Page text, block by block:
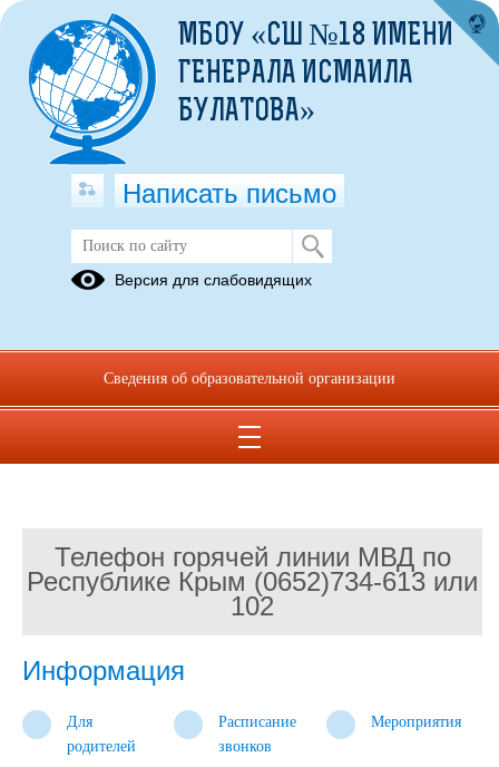
Телефон горячей линии МВД по
Республике Крым (0652)734-613 или
102
Информация
Для
родителей
Расписание
звонков
Мероприятия
МБОУ «СШ №18 ИМЕНИ
ГЕНЕРАЛА ИСМАИЛА
БУЛАТОВА»
Написать письмо
Версия для слабовидящих
Сведения об образовательной организации